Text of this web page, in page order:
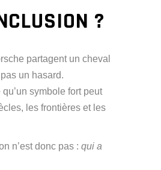
?
partagent un cheval
un hasard.
qu’un symbole fort peut
les frontières et les
n’est donc pas : qui a